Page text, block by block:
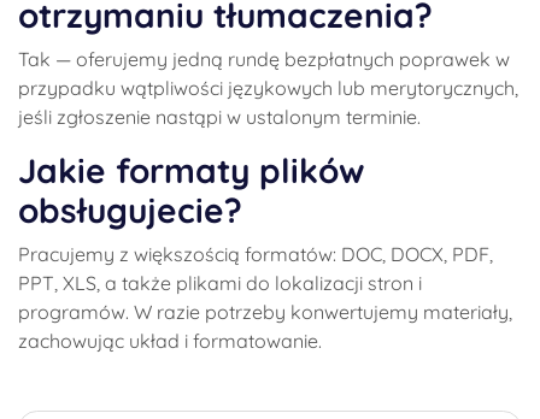
otrzymaniu tłumaczenia?
Tak — oferujemy jedną rundę bezpłatnych poprawek w
przypadku wątpliwości językowych lub merytorycznych,
jeśli zgłoszenie nastąpi w ustalonym terminie.
Jakie formaty plików
obsługujecie?
Pracujemy z większością formatów: DOC, DOCX, PDF,
PPT, XLS, a także plikami do lokalizacji stron i
programów. W razie potrzeby konwertujemy materiały,
zachowując układ i formatowanie.